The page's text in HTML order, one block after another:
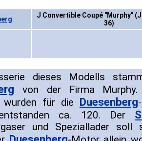
J Convertible Coupé "Murphy"
36)
dieses Modells
von der Firma
wurden für die Duesenberg
ca. 120. Der
und Speziallader